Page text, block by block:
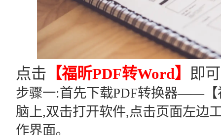
点击 【福昕PDF转Word】 即
步骤一:首先下载PDF转换器——【
脑上,双击打开软件,点击页面左边
作界面｡